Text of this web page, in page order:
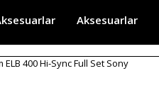
Aksesuarlar